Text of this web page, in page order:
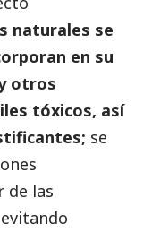
naturales se
en su
otros
tóxicos, así
se
de las